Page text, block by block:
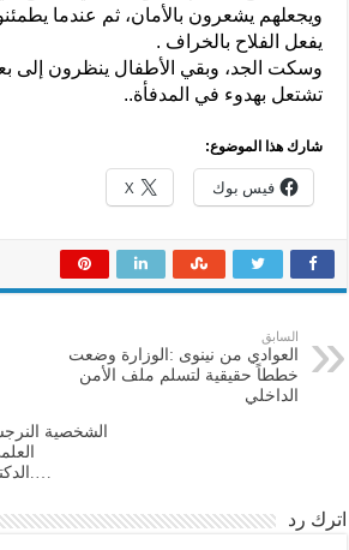
ويجعلهم يشعرون بالأمان، ثم عندما
يفعل الفلاح بالخراف .
وسكت الجد، وبقي الأطفال ينظرون إلى
تشتعل بهدوء في المدفأة..
شارك هذا الموضوع:
فيس بوك X
السابق
العوادي من نينوى :الوزارة وضعت
خططاً حقيقية لتسلم ملف الأمن
الداخلي
الشخصية
اترك رد